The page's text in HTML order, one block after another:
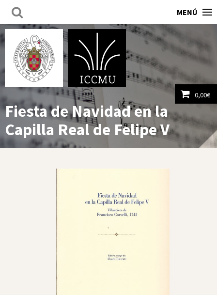
MENÚ
0,00€
Ver carrito
Fiesta de Navidad en la
Capilla Real de Felipe V